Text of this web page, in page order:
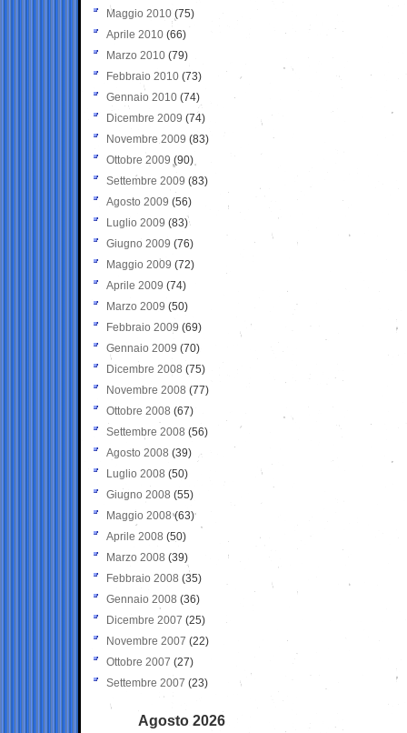
Maggio 2010 (75)
Aprile 2010 (66)
Marzo 2010 (79)
Febbraio 2010 (73)
Gennaio 2010 (74)
Dicembre 2009 (74)
Novembre 2009 (83)
Ottobre 2009 (90)
Settembre 2009 (83)
Agosto 2009 (56)
Luglio 2009 (83)
Giugno 2009 (76)
Maggio 2009 (72)
Aprile 2009 (74)
Marzo 2009 (50)
Febbraio 2009 (69)
Gennaio 2009 (70)
Dicembre 2008 (75)
Novembre 2008 (77)
Ottobre 2008 (67)
Settembre 2008 (56)
Agosto 2008 (39)
Luglio 2008 (50)
Giugno 2008 (55)
Maggio 2008(63)
Aprile 2008 (50)
Marzo 2008 (39)
Febbraio 2008 (35)
Gennaio 2008 (36)
Dicembre 2007 (25)
Novembre 2007 (22)
Ottobre 2007 (27)
Settembre 2007 (23)
Agosto 2026